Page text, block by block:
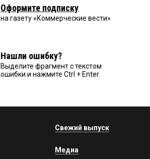
Оформите подписку
на газету «Коммерческие вести»
Нашли ошибку?
Выделите фрагмент с текстом
ошибки и нажмите Ctrl + Enter.
Свежий выпуск
Медиа